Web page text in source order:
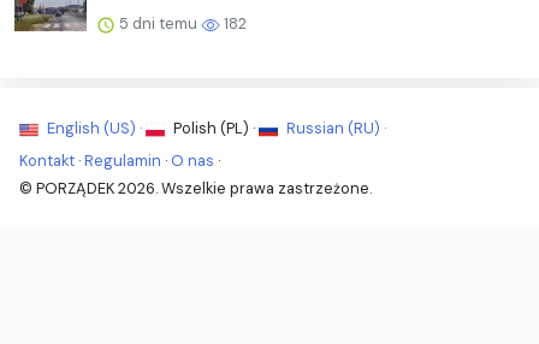
5 dni temu 182
English (US) · Polish (PL) ·
Russian (RU) ·
Kontakt ·Regulamin · O nas ·
© PORZĄDEK 2026. Wszelkie prawa zastrzeżone.